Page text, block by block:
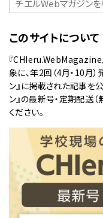
このサイトについて
『CHIeru.WebMagazine
象に、年2回（4月・10月
ン』に掲載された記事を
ン』の最新号・定期配送
ください。